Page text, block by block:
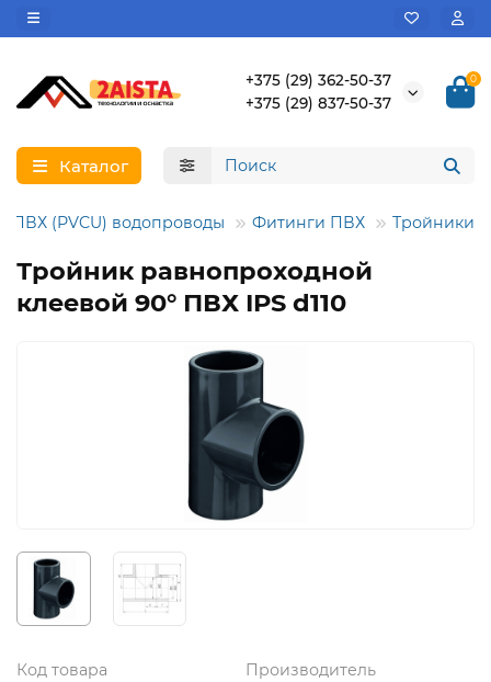
+375 (29) 362-50-37
+375 (29) 837-50-37
0
Каталог
ПВХ (PVCU) водопроводы Фитинги ПВХ Тройники
Тройник равнопроходной
клеевой 90° ПВХ IPS d110
Код товара Производитель